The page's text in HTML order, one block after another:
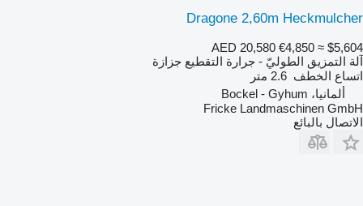
Dragone 2,60m Heckmulcher
AED 20,580 €4,850 ≈ $5,604
آلة التمزيق الطوليّ - جرارة التقطيع جزازة
اتساع الخطف 2.6 متر
ألمانيا، Bockel - Gyhum
Fricke Landmaschinen GmbH
الاتصال بالبائع